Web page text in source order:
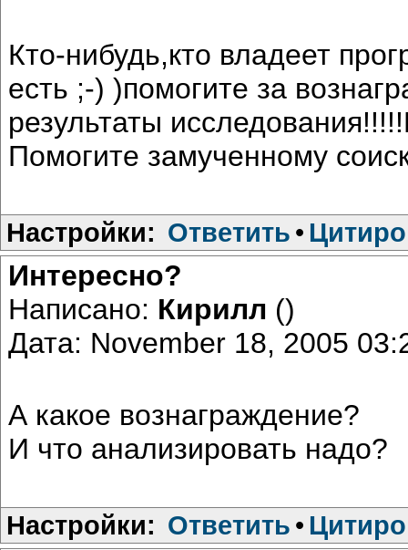
Кто-нибудь,кто владеет
есть ;-) )помогите за
результаты
Помогите замученному
Настройки: Ответить •
Интересно?
Написано: Кирилл ()
Дата: November 18, 2005
А какое вознаграждение?
И что анализировать надо?
Настройки: Ответить •